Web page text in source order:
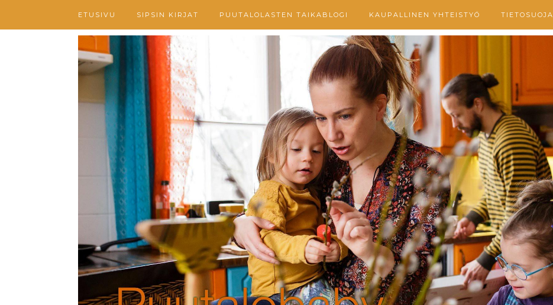
ETUSIVU SIPSIN KIRJAT PUUTALOLASTEN TAIKABLOGI KAUPALLINEN YHTEISTYÖ TIETOSUOJA